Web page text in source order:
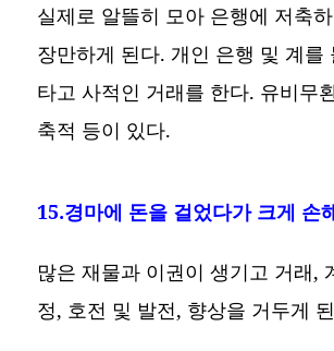
실제로 알뜰히 모아 은행에 저축
장만하게 된다. 개인 은행 및 계를
타고 사적인 거래를 한다. 유비무
축적 등이 있다.
15.경마에 돈을 걸었다가 크게 손
많은 재물과 이권이 생기고 거래,
정, 호전 및 발전, 향상을 거두게